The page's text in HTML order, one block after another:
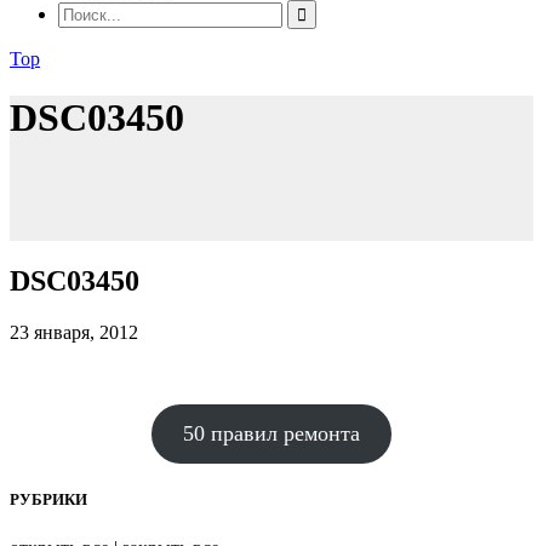
Top
DSC03450
DSC03450
23 января, 2012
50 правил ремонта
РУБРИКИ